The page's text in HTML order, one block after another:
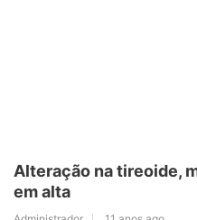
Alteração na tireoide,
em alta